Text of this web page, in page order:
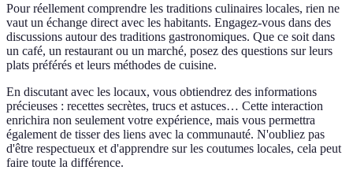
Pour réellement comprendre les traditions culinaires locales, rien ne
vaut un échange direct avec les habitants. Engagez-vous dans des
discussions autour des traditions gastronomiques. Que ce soit dans
un café, un restaurant ou un marché, posez des questions sur leurs
plats préférés et leurs méthodes de cuisine.
En discutant avec les locaux, vous obtiendrez des informations
précieuses : recettes secrètes, trucs et astuces… Cette interaction
enrichira non seulement votre expérience, mais vous permettra
également de tisser des liens avec la communauté. N'oubliez pas
d'être respectueux et d'apprendre sur les coutumes locales, cela peut
faire toute la différence.